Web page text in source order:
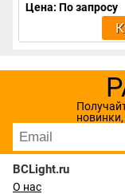
Цена: По запросу
BCLight.ru
О нас